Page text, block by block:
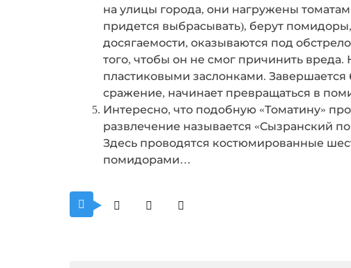
на улицы города, они нагружены
придется выбрасывать), берут
досягаемости, оказываются под
того, чтобы он не смог причинить
пластиковыми заслонками.
сражение, начинает превращаться в
Интересно, что подобную «Томатину»
развлечение называется «Сызранский
Здесь проводятся костюмированные
помидорами…